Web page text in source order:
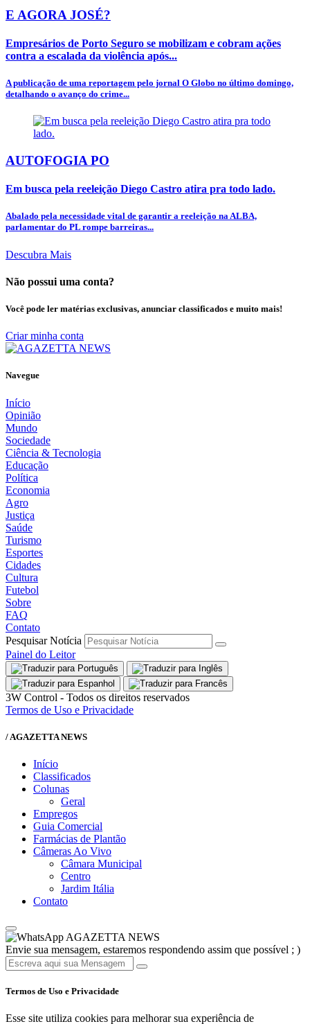
E AGORA JOSÉ?
Empresários de Porto Seguro se mobilizam e cobram ações
contra a escalada da violência após...
A publicação de uma reportagem pelo jornal O Globo no último domingo,
detalhando o avanço do crime...
AUTOFOGIA PO
Em busca pela reeleição Diego Castro atira pra todo lado.
Abalado pela necessidade vital de garantir a reeleição na ALBA,
parlamentar do PL rompe barreiras...
Descubra Mais
Não possui uma conta?
Você pode ler matérias exclusivas, anunciar classificados e muito mais!
Criar minha conta
Navegue
Início
Opinião
Mundo
Sociedade
Ciência & Tecnologia
Educação
Política
Economia
Agro
Justiça
Saúde
Turismo
Esportes
Cidades
Cultura
Futebol
Sobre
FAQ
Contato
Pesquisar Notícia
Painel do Leitor
3W Control - Todos os direitos reservados
Termos de Uso e Privacidade
/ AGAZETTA NEWS
Início
Classificados
Colunas
Geral
Empregos
Guia Comercial
Farmácias de Plantão
Câmeras Ao Vivo
Câmara Municipal
Centro
Jardim Itália
Contato
AGAZETTA NEWS
Envie sua mensagem, estaremos respondendo assim que possível ; )
Termos de Uso e Privacidade
Esse site utiliza cookies para melhorar sua experiência de